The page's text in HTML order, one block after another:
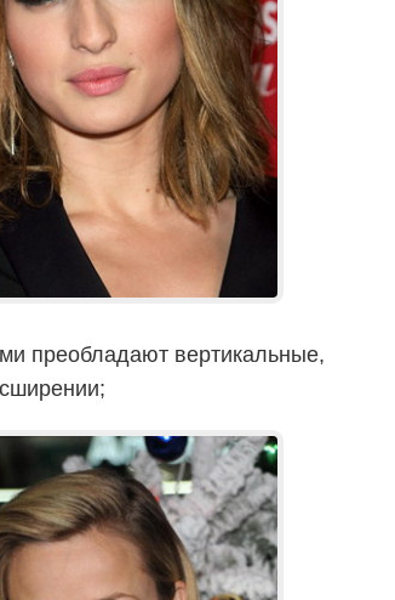
преобладают вертикальные,